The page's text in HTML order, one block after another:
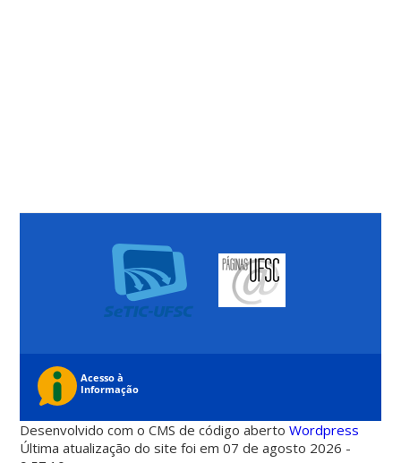
Desenvolvido com o CMS de código abertoWordpress
Última atualização do site foi em 07 de agosto 2026 -